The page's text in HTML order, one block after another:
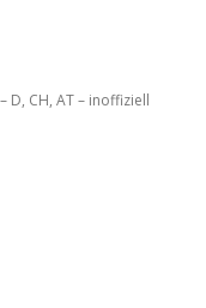
D, CH, AT – inoffiziell
zum Inhalt